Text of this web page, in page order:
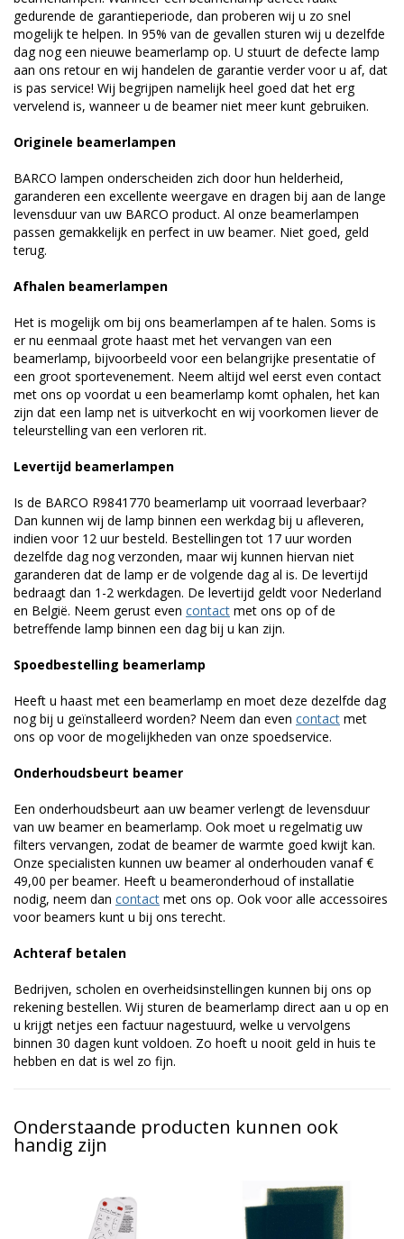
gedurende de garantieperiode, dan proberen wij u zo snel
mogelijk te helpen. In 95% van de gevallen sturen wij u dezelfde
dag nog een nieuwe beamerlamp op. U stuurt de defecte lamp
aan ons retour en wij handelen de garantie verder voor u af, dat
is pas service! Wij begrijpen namelijk heel goed dat het erg
vervelend is, wanneer u de beamer niet meer kunt gebruiken.
Originele beamerlampen
BARCO lampen onderscheiden zich door hun helderheid,
garanderen een excellente weergave en dragen bij aan de lange
levensduur van uw BARCO product. Al onze beamerlampen
passen gemakkelijk en perfect in uw beamer. Niet goed, geld
terug.
Afhalen beamerlampen
Het is mogelijk om bij ons beamerlampen af te halen. Soms is
er nu eenmaal grote haast met het vervangen van een
beamerlamp, bijvoorbeeld voor een belangrijke presentatie of
een groot sportevenement. Neem altijd wel eerst even contact
met ons op voordat u een beamerlamp komt ophalen, het kan
zijn dat een lamp net is uitverkocht en wij voorkomen liever de
teleurstelling van een verloren rit.
Levertijd beamerlampen
Is de BARCO R9841770 beamerlamp uit voorraad leverbaar?
Dan kunnen wij de lamp binnen een werkdag bij u afleveren,
indien voor 12 uur besteld. Bestellingen tot 17 uur worden
dezelfde dag nog verzonden, maar wij kunnen hiervan niet
garanderen dat de lamp er de volgende dag al is. De levertijd
bedraagt dan 1-2 werkdagen. De levertijd geldt voor Nederland
en België. Neem gerust even contact met ons op of de
betreffende lamp binnen een dag bij u kan zijn.
Spoedbestelling beamerlamp
Heeft u haast met een beamerlamp en moet deze dezelfde dag
nog bij u geïnstalleerd worden? Neem dan even contact met
ons op voor de mogelijkheden van onze spoedservice.
Onderhoudsbeurt beamer
Een onderhoudsbeurt aan uw beamer verlengt de levensduur
van uw beamer en beamerlamp. Ook moet u regelmatig uw
filters vervangen, zodat de beamer de warmte goed kwijt kan.
Onze specialisten kunnen uw beamer al onderhouden vanaf €
49,00 per beamer. Heeft u beameronderhoud of installatie
nodig, neem dan contact met ons op. Ook voor alle accessoires
voor beamers kunt u bij ons terecht.
Achteraf betalen
Bedrijven, scholen en overheidsinstellingen kunnen bij ons op
rekening bestellen. Wij sturen de beamerlamp direct aan u op en
u krijgt netjes een factuur nagestuurd, welke u vervolgens
binnen 30 dagen kunt voldoen. Zo hoeft u nooit geld in huis te
hebben en dat is wel zo fijn.
Onderstaande producten kunnen ook
handig zijn